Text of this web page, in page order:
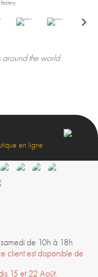
›
the world
en ligne
de 10h à 18h
client est disponible de
15 et 22 Août.